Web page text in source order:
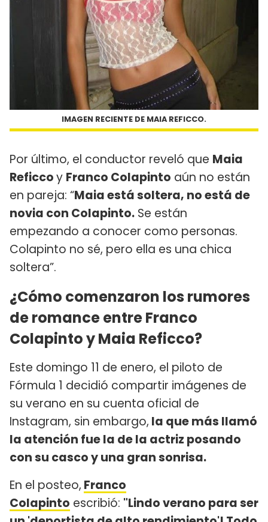
IMAGEN RECIENTE DE MAIA REFICCO.
Por último, el conductor reveló que Maia
Reficcoy Franco Colapinto aún no están
en pareja: “Maia está soltera, no está de
novia con Colapinto. Se están
empezando a conocer como personas.
Colapinto no sé, pero ella es una chica
soltera”.
¿Cómo comenzaron los rumores
de romance entre Franco
Colapinto y Maia Reficco?
Este domingo 11 de enero, el piloto de
Fórmula 1 decidió compartir imágenes de
su verano en su cuenta oficial de
Instagram, sin embargo, la que más llamó
la atención fue la de la actriz posando
con su casco y una gran sonrisa.
En el posteo, Franco
Colapinto escribió: "Lindo verano para ser